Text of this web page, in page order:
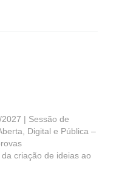
| Sessão de
Digital e Pública –
criação de ideias ao